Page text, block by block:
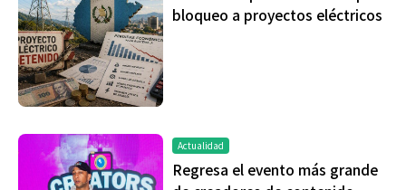
bloqueo a proyectos eléctricos
Actualidad
Regresa el evento más grande